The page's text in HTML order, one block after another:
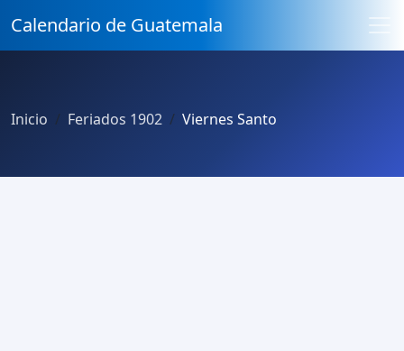
Calendario de Guatemala
Inicio Feriados 1902 Viernes Santo